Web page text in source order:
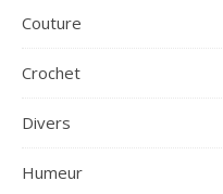
Couture
Crochet
Divers
Humeur